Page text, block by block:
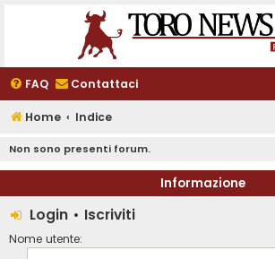
FAQ Contattaci
Home Indice
Non sono presenti forum.
Informazione
Login • Iscriviti
Nome utente: